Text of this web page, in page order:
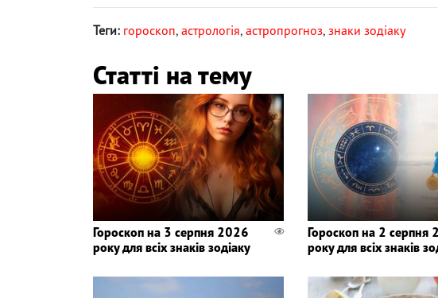
Теги: гороскоп, астрологія, астропрогноз, знаки зодіаку
Статті на тему
Гороскоп на 3 серпня 2026
року для всіх знаків зодіаку
Гороскоп на 2 серпня
року для всіх знаків